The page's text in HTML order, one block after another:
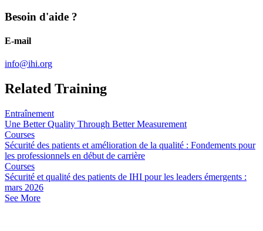
Besoin d'aide ?
E-mail
info@ihi.org
Related Training
Entraînement
Une Better Quality Through Better Measurement
Courses
Sécurité des patients et amélioration de la qualité : Fondements pour
les professionnels en début de carrière
Courses
Sécurité et qualité des patients de IHI pour les leaders émergents :
mars 2026
See More